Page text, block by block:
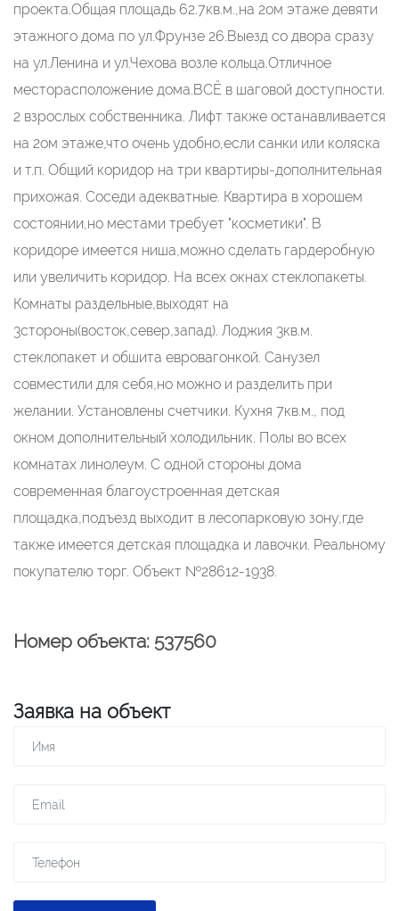
проекта.Общая площадь 62.7кв.м.,на 2ом этаже девяти
этажного дома по ул.Фрунзе 26.Выезд со двора сразу
на ул.Ленина и ул.Чехова возле кольца.Отличное
месторасположение дома.ВСЁ в шаговой доступности.
2 взрослых собственника. Лифт также останавливается
на 2ом этаже,что очень удобно,если санки или коляска
и т.п. Общий коридор на три квартиры-дополнительная
прихожая. Соседи адекватные. Квартира в хорошем
состоянии,но местами требует "косметики". В
коридоре имеется ниша,можно сделать гардеробную
или увеличить коридор. На всех окнах стеклопакеты.
Комнаты раздельные,выходят на
3стороны(восток,север,запад). Лоджия 3кв.м.
стеклопакет и обшита евровагонкой. Санузел
совместили для себя,но можно и разделить при
желании. Установлены счетчики. Кухня 7кв.м., под
окном дополнительный холодильник. Полы во всех
комнатах линолеум. С одной стороны дома
современная благоустроенная детская
площадка,подъезд выходит в лесопарковую зону,где
также имеется детская площадка и лавочки. Реальному
покупателю торг. Объект №28612-1938.
Номер объекта: 537560
Заявка на объект